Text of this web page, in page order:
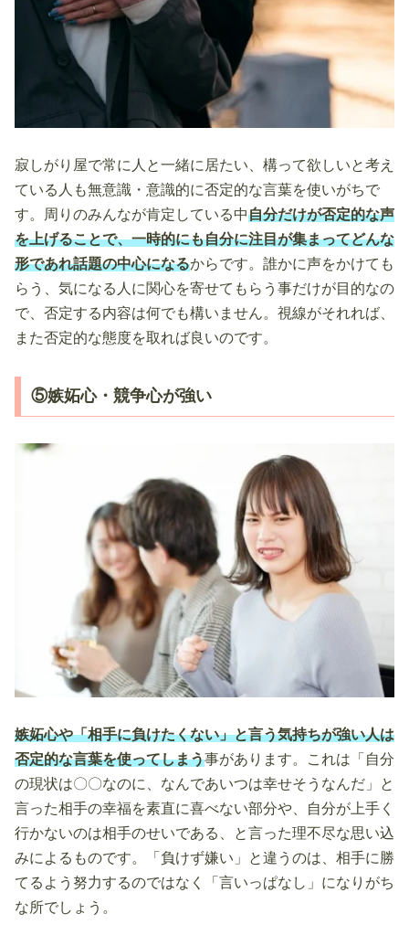
寂しがり屋で常に人と一緒に居たい、構って欲しいと考え
ている人も無意識・意識的に否定的な言葉を使いがちで
す。周りのみんなが肯定している中自分だけが否定的な声
を上げることで、一時的にも自分に注目が集まってどんな
形であれ話題の中心になるからです。誰かに声をかけても
らう、気になる人に関心を寄せてもらう事だけが目的なの
で、否定する内容は何でも構いません。視線がそれれば、
また否定的な態度を取れば良いのです。
⑤嫉妬心・競争心が強い
嫉妬心や「相手に負けたくない」と言う気持ちが強い人は
否定的な言葉を使ってしまう事があります。これは「自分
の現状は〇〇なのに、なんであいつは幸せそうなんだ」と
言った相手の幸福を素直に喜べない部分や、自分が上手く
行かないのは相手のせいである、と言った理不尽な思い込
みによるものです。「負けず嫌い」と違うのは、相手に勝
てるよう努力するのではなく「言いっぱなし」になりがち
な所でしょう。